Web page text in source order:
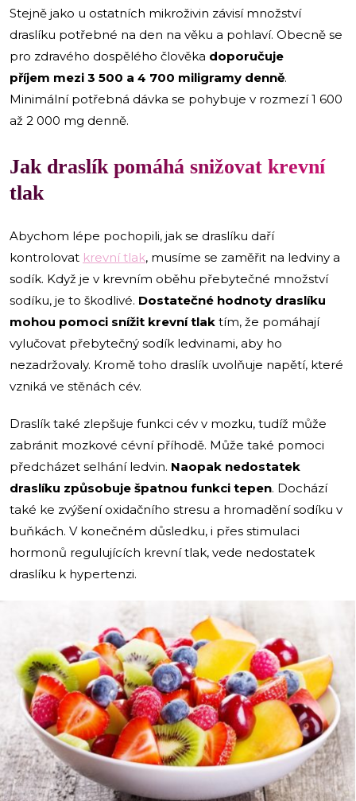
Stejně jako u ostatních mikroživin závisí množství
draslíku potřebné na den na věku a pohlaví. Obecně se
pro zdravého dospělého člověka doporučuje
příjem mezi 3 500 a 4 700 miligramy denně.
Minimální potřebná dávka se pohybuje v rozmezí 1 600
až 2 000 mg denně.
Jak draslík pomáhá snižovat krevní
tlak
Abychom lépe pochopili, jak se draslíku daří
kontrolovat krevní tlak, musíme se zaměřit na ledviny a
sodík. Když je v krevním oběhu přebytečné množství
sodíku, je to škodlivé. Dostatečné hodnoty draslíku
mohou pomoci snížit krevní tlak tím, že pomáhají
vylučovat přebytečný sodík ledvinami, aby ho
nezadržovaly. Kromě toho draslík uvolňuje napětí, které
vzniká ve stěnách cév.
Draslík také zlepšuje funkci cév v mozku, tudíž může
zabránit mozkové cévní příhodě. Může také pomoci
předcházet selhání ledvin. Naopak nedostatek
draslíku způsobuje špatnou funkci tepen. Dochází
také ke zvýšení oxidačního stresu a hromadění sodíku v
buňkách. V konečném důsledku, i přes stimulaci
hormonů regulujících krevní tlak, vede nedostatek
draslíku k hypertenzi.